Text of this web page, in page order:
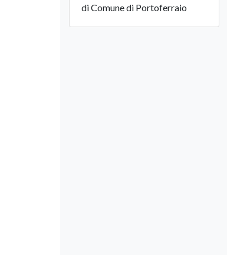
di Comune di Portoferraio